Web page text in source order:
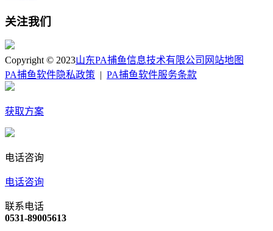
关注我们
Copyright © 2023山东PA捕鱼信息技术有限公司 网站地图
PA捕鱼软件隐私政策
PA捕鱼软件服务条款
获取方案
电话咨询
电话咨询
联系电话
0531-89005613